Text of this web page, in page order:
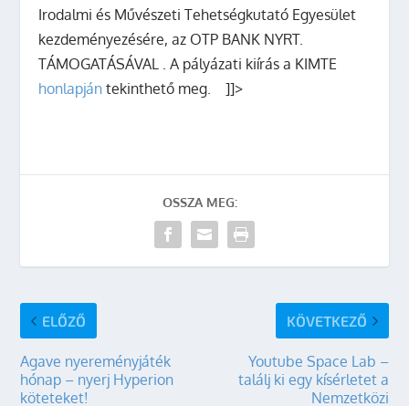
Irodalmi és Művészeti Tehetségkutató Egyesület
kezdeményezésére, az OTP BANK NYRT.
TÁMOGATÁSÁVAL . A pályázati kiírás a KIMTE
honlapján tekinthető meg. ]]>
OSSZA MEG:
ELŐZŐ
Agave nyereményjáték
hónap – nyerj Hyperion
köteteket!
KÖVETKEZŐ
Youtube Space Lab –
találj ki egy kísérletet a
Nemzetközi